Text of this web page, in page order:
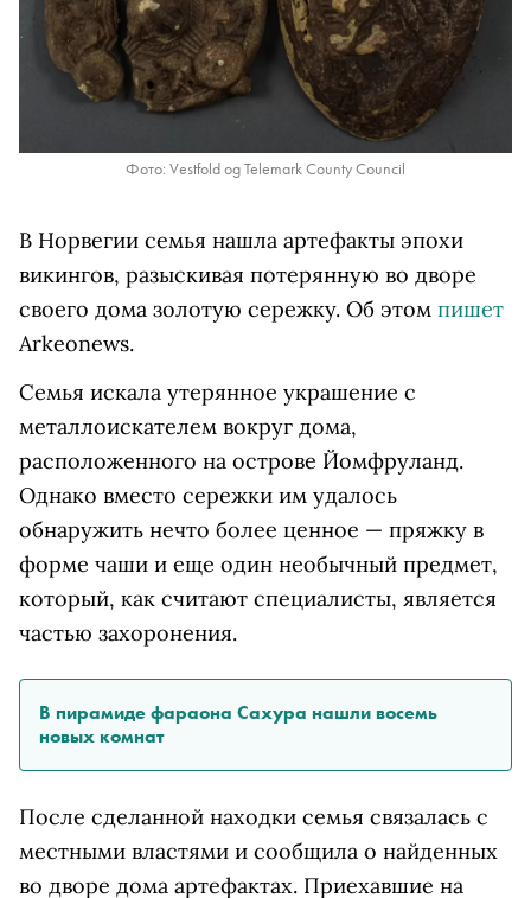
Фото: Vestfold og Telemark County Council
В Норвегии семья нашла артефакты эпохи
викингов, разыскивая потерянную во дворе
своего дома золотую сережку. Об этом пишет
Arkeonews.
Семья искала утерянное украшение с
металлоискателем вокруг дома,
расположенного на острове Йомфруланд.
Однако вместо сережки им удалось
обнаружить нечто более ценное — пряжку в
форме чаши и еще один необычный предмет,
который, как считают специалисты, является
частью захоронения.
В пирамиде фараона Сахура нашли восемь
новых комнат
После сделанной находки семья связалась с
местными властями и сообщила о найденных
во дворе дома артефактах. Приехавшие на